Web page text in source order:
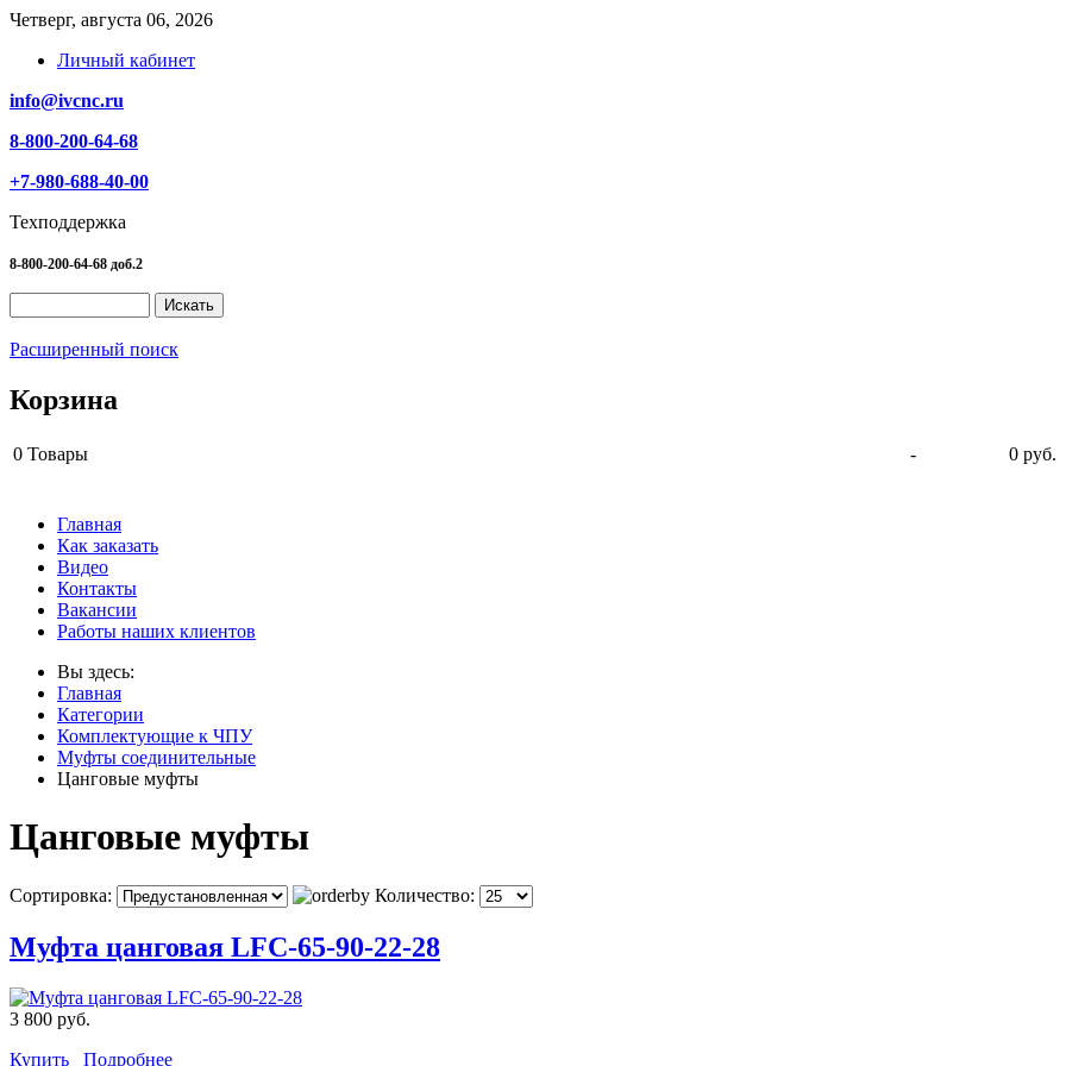
Четверг, августа 06, 2026
Личный кабинет
info@ivcnc.ru
8-800-200-64-68
+7-980-688-40-00
Техподдержка
8-800-200-64-68 доб.2
Расширенный поиск
Корзина
0 Товары -
0 руб.
Главная
Как заказать
Видео
Контакты
Вакансии
Работы наших клиентов
Вы здесь:
Главная
Категории
Комплектующие к ЧПУ
Муфты соединительные
Цанговые муфты
Цанговые муфты
Сортировка: Количество:
Муфта цанговая LFC-65-90-22-28
3 800 руб.
Купить
Подробнее